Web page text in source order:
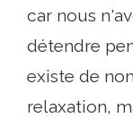
car nous
détendre
existe de
relaxation,